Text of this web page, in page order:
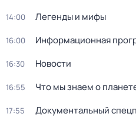
14:00 Легенды и мифы
16:00 Информационная
16:30 Новости
16:55 Что мы знаем о
17:55 Документальный